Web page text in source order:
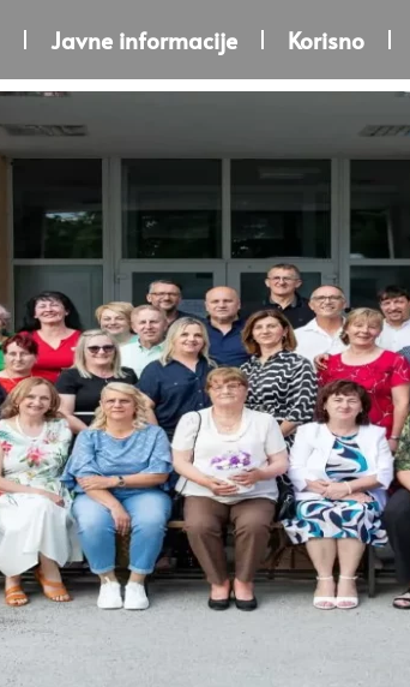
Javne informacije Korisno